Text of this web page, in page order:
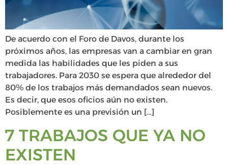
De acuerdo con el Foro de Davos, durante los
próximos años, las empresas van a cambiar en gran
medida las habilidades que les piden a sus
trabajadores. Para 2030 se espera que alrededor del
80% de los trabajos más demandados sean nuevos.
Es decir, que esos oficios aún no existen.
Posiblemente es una previsión un […]
7 TRABAJOS QUE YA NO
EXISTEN